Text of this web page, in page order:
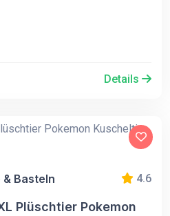
Details
& Basteln 4.6
Plüschtier Pokemon